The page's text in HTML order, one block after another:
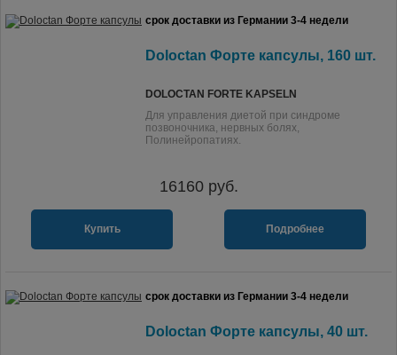
срок доставки из Германии 3-4 недели
Doloctan Форте капсулы, 160 шт.
DOLOCTAN FORTE KAPSELN
Для управления диетой при синдроме
позвоночника, нервных болях,
Полинейропатиях.
16160руб.
Купить Подробнее
срок доставки из Германии 3-4 недели
Doloctan Форте капсулы, 40 шт.